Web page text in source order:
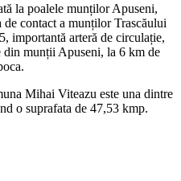
la poalele munților Apuseni,
contact a munților Trascăului
importantă arteră de circulație,
din munții Apuseni, la 6 km de
Mihai Viteazu este una dintre
o suprafata de 47,53 kmp.